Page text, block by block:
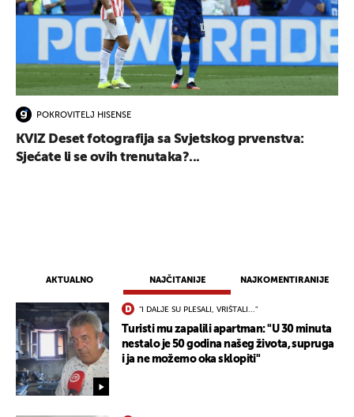
AKTUALNO NAJČITANIJE NAJKOMENTIRANIJE
"I DALJE SU PLESALI, VRIŠTALI..."
Turisti mu zapalili apartman: "U 30 minuta
nestalo je 50 godina našeg života, supruga
i ja ne možemo oka sklopiti"
POKROVITELJ HISENSE
KVIZ Deset fotografija sa Svjetskog prvenstva:
Sjećate li se ovih trenutaka?...